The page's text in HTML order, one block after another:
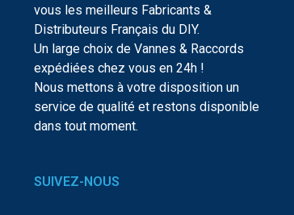
vous les meilleurs Fabricants &
Distributeurs Français du DIY.
Un large choix de Vannes & Raccords
expédiées chez vous en 24h !
Nous mettons à votre disposition un
service de qualité et restons disponible
dans tout moment.
SUIVEZ-NOUS